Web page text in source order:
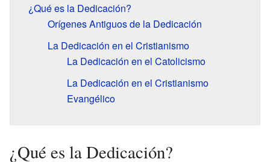
¿Qué es la Dedicación?
Orígenes Antiguos de la Dedicación
La Dedicación en el Cristianismo
La Dedicación en el Catolicismo
La Dedicación en el Cristianismo
Evangélico
¿Qué es la Dedicación?